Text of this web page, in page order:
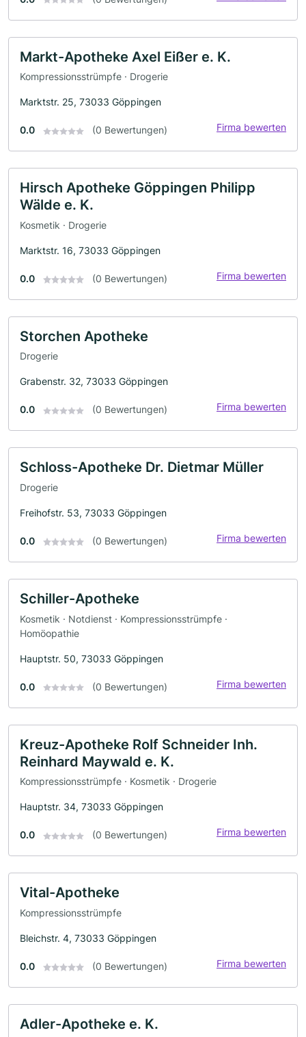
Markt-Apotheke Axel Eißer e. K.
Kompressionsstrümpfe · Drogerie
Marktstr. 25, 73033 Göppingen
0.0 (0 Bewertungen) Firma bewerten
Hirsch Apotheke Göppingen Philipp
Wälde e. K.
Kosmetik · Drogerie
Marktstr. 16, 73033 Göppingen
0.0 (0 Bewertungen) Firma bewerten
Storchen Apotheke
Drogerie
Grabenstr. 32, 73033 Göppingen
0.0 (0 Bewertungen) Firma bewerten
Schloss-Apotheke Dr. Dietmar Müller
Drogerie
Freihofstr. 53, 73033 Göppingen
0.0 (0 Bewertungen) Firma bewerten
Schiller-Apotheke
Kosmetik · Notdienst · Kompressionsstrümpfe ·
Homöopathie
Hauptstr. 50, 73033 Göppingen
0.0 (0 Bewertungen) Firma bewerten
Kreuz-Apotheke Rolf Schneider Inh.
Reinhard Maywald e. K.
Kompressionsstrümpfe · Kosmetik · Drogerie
Hauptstr. 34, 73033 Göppingen
0.0 (0 Bewertungen) Firma bewerten
Vital-Apotheke
Kompressionsstrümpfe
Bleichstr. 4, 73033 Göppingen
0.0 (0 Bewertungen) Firma bewerten
Adler-Apotheke e. K.